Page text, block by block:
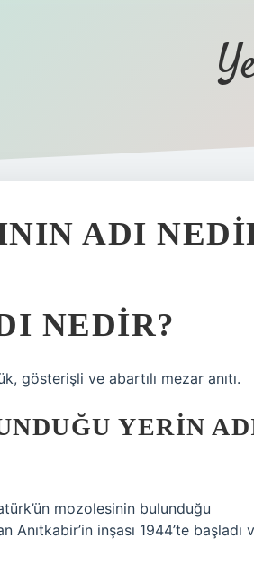
ADI
NEDIR?
gösterişli ve abartılı mezar anıtı.
YERIN
mozolesinin bulunduğu
inşası 1944’te başladı